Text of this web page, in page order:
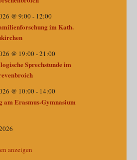
@ 9:00- 12:00
im Kath.
@ 19:00-21:00
Sprechstunde im
@ 10:00- 14:00
am Erasmus-Gymnasium
anzeigen